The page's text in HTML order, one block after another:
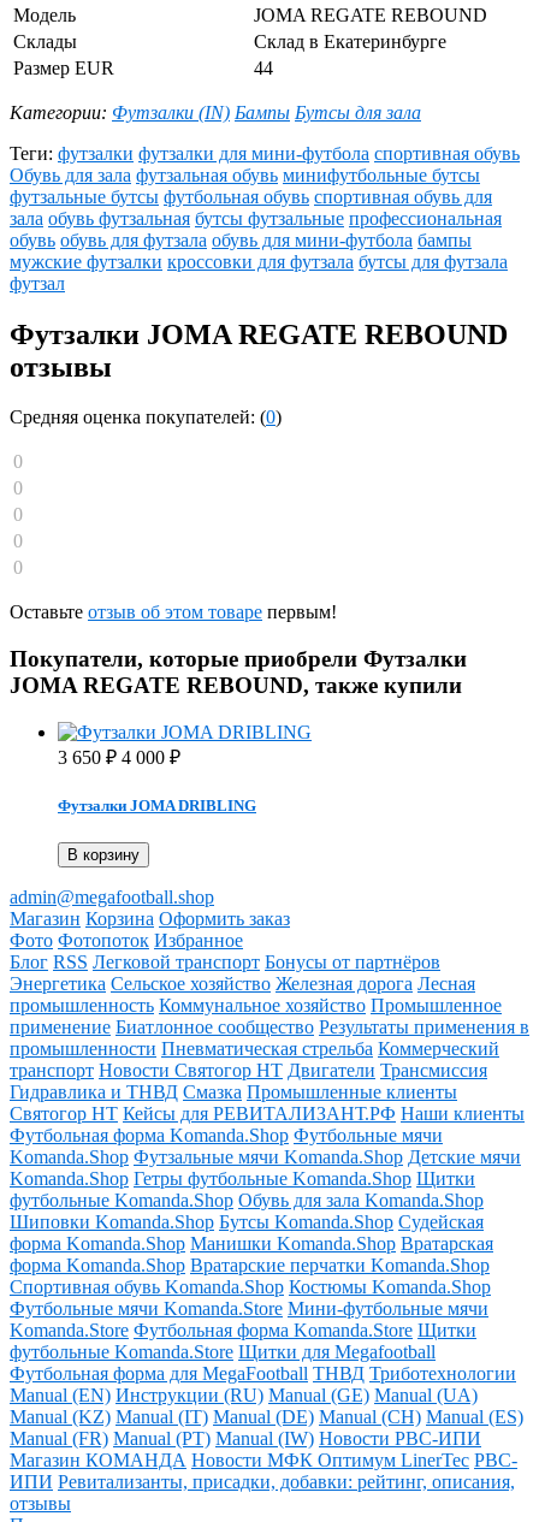
Модель
JOMA REGATE REBOUND
Склады
Склад в Екатеринбурге
Размер EUR
44
Категории: Футзалки (IN) Бампы Бутсы для зала
Теги: футзалки футзалки для мини-футбола спортивная обувь
Обувь для зала футзальная обувь минифутбольные бутсы
футзальные бутсы футбольная обувь спортивная обувь для
зала обувь футзальная бутсы футзальные профессиональная
обувь обувь для футзала обувь для мини-футбола бампы
мужские футзалки кроссовки для футзала бутсы для футзала
футзал
Футзалки JOMA REGATE REBOUND
отзывы
Средняя оценка покупателей: (0)
0
0
0
0
0
Оставьте отзыв об этом товаре первым!
Покупатели, которые приобрели Футзалки
JOMA REGATE REBOUND, также купили
3 650 ₽ 4 000 ₽
Футзалки JOMA DRIBLING
В корзину
admin@megafootball.shop
Магазин Корзина Оформить заказ
Фото Фотопоток Избранное
Блог RSS Легковой транспорт Бонусы от партнёров
Энергетика Сельское хозяйство Железная дорога Лесная
промышленность Коммунальное хозяйство Промышленное
применение Биатлонное сообщество Результаты применения в
промышленности Пневматическая стрельба Коммерческий
транспорт Новости Святогор НТ Двигатели Трансмиссия
Гидравлика и ТНВД Смазка Промышленные клиенты
Святогор НТ Кейсы для РЕВИТАЛИЗАНТ.РФ Наши клиенты
Футбольная форма Komanda.Shop Футбольные мячи
Komanda.Shop Футзальные мячи Komanda.Shop Детские мячи
Komanda.Shop Гетры футбольные Komanda.Shop Щитки
футбольные Komanda.Shop Обувь для зала Komanda.Shop
Шиповки Komanda.Shop Бутсы Komanda.Shop Судейская
форма Komanda.Shop Манишки Komanda.Shop Вратарская
форма Komanda.Shop Вратарские перчатки Komanda.Shop
Спортивная обувь Komanda.Shop Костюмы Komanda.Shop
Футбольные мячи Komanda.Store Мини-футбольные мячи
Komanda.Store Футбольная форма Komanda.Store Щитки
футбольные Komanda.Store Щитки для Megafootball
Футбольная форма для MegaFootball ТНВД Триботехнологии
Manual (EN) Инструкции (RU) Manual (GE) Manual (UA)
Manual (KZ) Manual (IT) Manual (DE) Manual (CH) Manual (ES)
Manual (FR) Manual (PT) Manual (IW) Новости РВС-ИПИ
Магазин КОМАНДА Новости МФК Оптимум LinerTec РВС-
ИПИ Ревитализанты, присадки, добавки: рейтинг, описания,
отзывы